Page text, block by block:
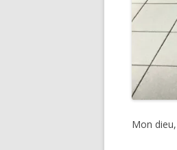
Mon